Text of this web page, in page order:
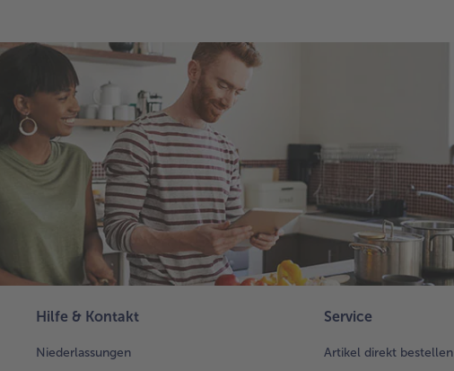
Hilfe & Kontakt
Niederlassungen
Service
Artikel direkt bestellen